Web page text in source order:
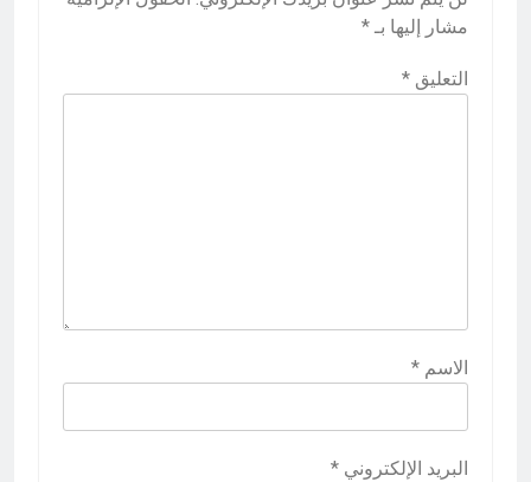
مشار إليها بـ *
التعليق *
الاسم *
البريد الإلكتروني *